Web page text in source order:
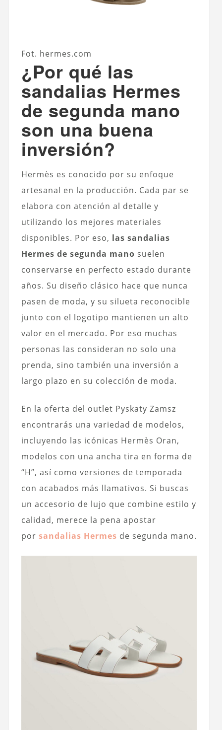
Fot. hermes.com
¿Por qué las
sandalias Hermes
de segunda mano
son una buena
inversión?
Hermès es conocido por su enfoque
artesanal en la producción. Cada par se
elabora con atención al detalle y
utilizando los mejores materiales
disponibles. Por eso, las sandalias
Hermes de segunda mano suelen
conservarse en perfecto estado durante
años. Su diseño clásico hace que nunca
pasen de moda, y su silueta reconocible
junto con el logotipo mantienen un alto
valor en el mercado. Por eso muchas
personas las consideran no solo una
prenda, sino también una inversión a
largo plazo en su colección de moda.
En la oferta del outlet Pyskaty Zamsz
encontrarás una variedad de modelos,
incluyendo las icónicas Hermès Oran,
modelos con una ancha tira en forma de
“H”, así como versiones de temporada
con acabados más llamativos. Si buscas
un accesorio de lujo que combine estilo y
calidad, merece la pena apostar
por sandalias Hermes de segunda mano.